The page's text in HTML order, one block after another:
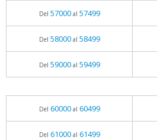
Del 57000al 57499
Del 58000al 58499
Del 59000al 59499
Del 60000al 60499
Del 61000al 61499